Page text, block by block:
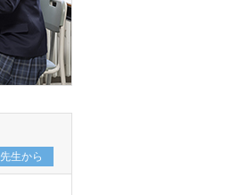
生から